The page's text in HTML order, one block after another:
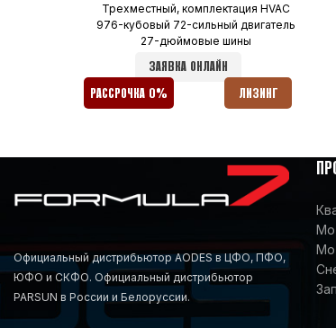
Трехместный, комплектация HVAC
976-кубовый 72-сильный двигатель
27-дюймовые шины
ЗАЯВКА ОНЛАЙН
РАССРОЧКА 0% ЛИЗИНГ
Официальный дистрибьютор AODES в ЦФО, ПФО,
ЮФО и СКФО. Официальный дистрибьютор
PARSUN в России и Белоруссии.